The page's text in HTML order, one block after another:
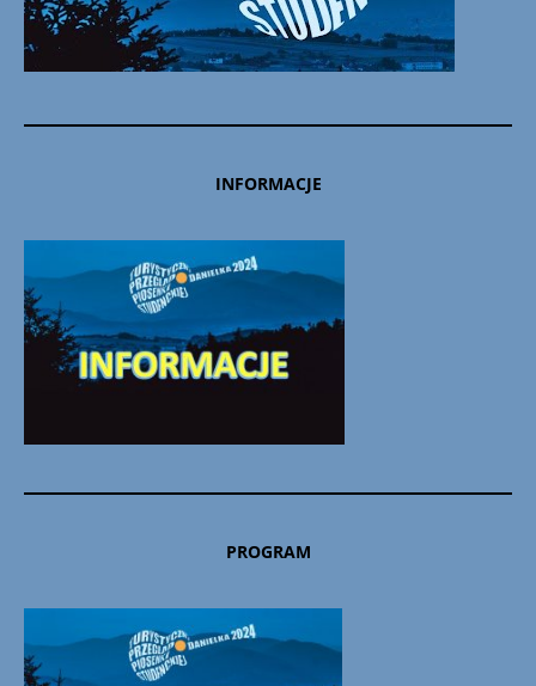
INFORMACJE
PROGRAM